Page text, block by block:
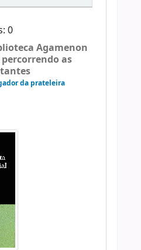
0
Agamenon
as
da prateleira